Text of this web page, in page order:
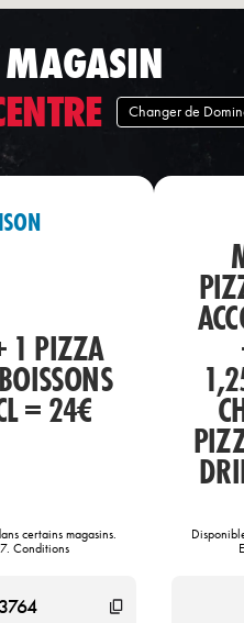
MAGASIN
1 PIZZA
= 24€
certains magasins.
Conditions